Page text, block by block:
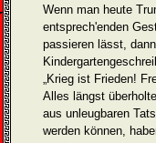
Wenn man heute
entsprech­'enden
passieren lässt,
„Krieg ist Frieden!
Alles längst
aus unleugbaren
werden können,